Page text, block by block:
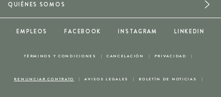
TÉRMINOS Y CONDICIONES CANCELACIÓN PRIVACIDAD
RENUNCIAR CONTRATO AVISOS LEGALES BOLETÍN DE NOTICIAS
QUIÉNES SOMOS
EMPLEOS FACEBOOK INSTAGRAM LINKEDIN